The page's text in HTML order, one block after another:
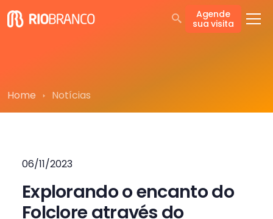
Agende
sua visita
Home Notícias
06/11/2023
Explorando o encanto do
Folclore através do